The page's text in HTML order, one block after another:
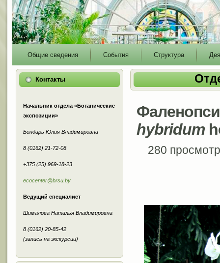
Main
menu
Общие сведения События Структура
Контакты
Начальник отдела «Ботанические
экспозиции»
Бондарь Юлия Владимировна
8 (0162) 21-72-08
+375 (25) 969-18-23
ecocenter@brsu.by
Ведущий специалист
Шималова Наталья Владимировна
8 (0162) 20-85-42
(запись на экскурсии)
hybridum
280